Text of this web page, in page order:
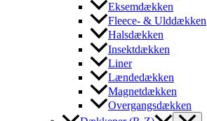
Eksemdækken
Fleece- & Ulddækken
Halsdækken
Insektdækken
Liner
Lændedækken
Magnetdækken
Overgangsdækken